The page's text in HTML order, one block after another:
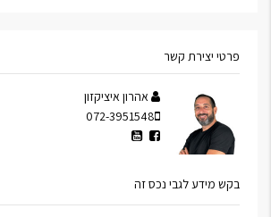
פרטי יצירת קשר
אהרון איציקזון
072-3951548
בקש מידע לגבי נכס זה